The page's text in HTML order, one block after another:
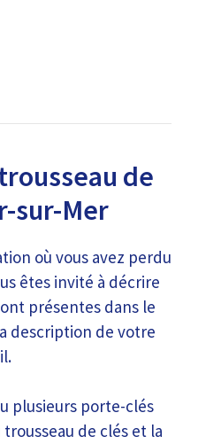
de
sur-Mer
où vous avez perdu
êtes invité à décrire
présentes dans le
description de votre
plusieurs porte-clés
de clés et la